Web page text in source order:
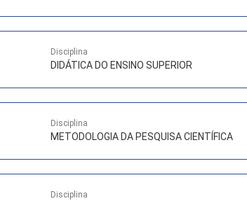
Disciplina
DIDÁTICA DO ENSINO SUPERIOR
Disciplina
METODOLOGIA DA PESQUISA CIENTÍFICA
Disciplina